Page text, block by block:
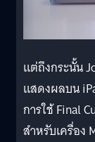
แต่ถึงกระนั้น
แสดงผลบน
การใช้ Final
สำหรับเครื่อง